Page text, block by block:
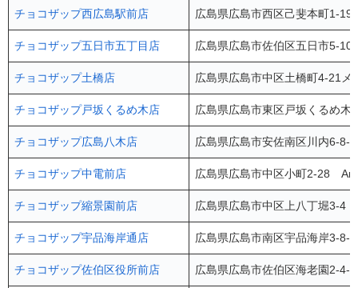
チョコザップ西広島駅前店 広島県広島市西区己斐本町1-
チョコザップ五日市五丁目店 広島県広島市佐伯区五日市5-
チョコザップ土橋店 広島県広島市中区土橋町4-21
チョコザップ戸坂くるめ木店 広島県広島市東区戸坂くるめ
チョコザップ広島八木店 広島県広島市安佐南区川内6-
チョコザップ中電前店 広島県広島市中区小町2-28
チョコザップ縮景園前店 広島県広島市中区上八丁堀3-
チョコザップ宇品海岸通店 広島県広島市南区宇品海岸3-
チョコザップ佐伯区役所前店 広島県広島市佐伯区海老園2-